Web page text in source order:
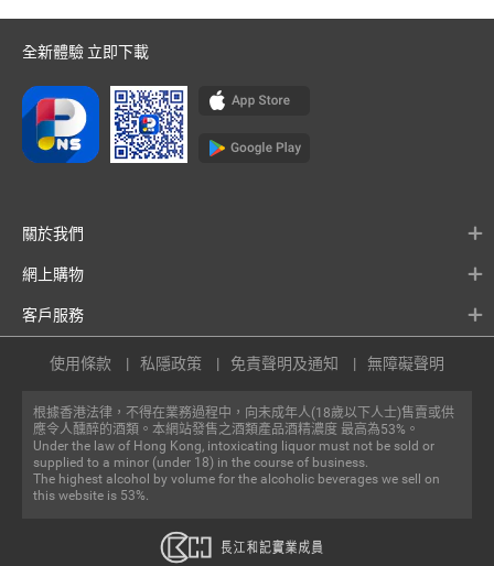
全新體驗 立即下載
關於我們
網上購物
客戶服務
根據香港法律，不得在業務過程中，向未成年人(18歲以下人士)售賣或供
應令人醺醉的酒類。本網站發售之酒類產品酒精濃度 最高為53%。
Under the law of Hong Kong, intoxicating liquor must not be sold or
supplied to a minor (under 18) in the course of business.
The highest alcohol by volume for the alcoholic beverages we sell on
this website is 53%.
使用條款 私隱政策 免責聲明及通知 無障礙聲明